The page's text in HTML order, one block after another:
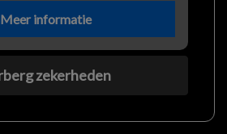
Meer informatie
zekerheden